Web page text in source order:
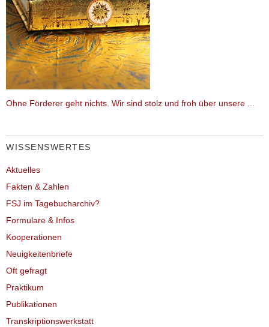
Ohne Förderer geht nichts. Wir sind stolz und froh über unsere ...
WISSENSWERTES
Aktuelles
Fakten & Zahlen
FSJ im Tagebucharchiv?
Formulare & Infos
Kooperationen
Neuigkeitenbriefe
Oft gefragt
Praktikum
Publikationen
Transkriptionswerkstatt